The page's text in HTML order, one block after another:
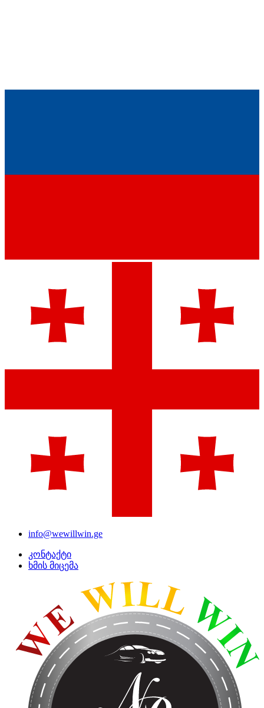
info@wewillwin.ge
კონტაქტი
ხმის მიცემა